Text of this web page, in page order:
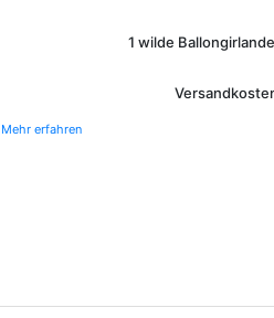
1 wilde
Mehr erfahren